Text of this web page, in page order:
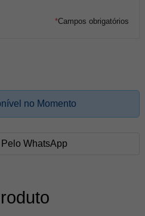
*Campos obrigatórios
no Momento
WhatsApp